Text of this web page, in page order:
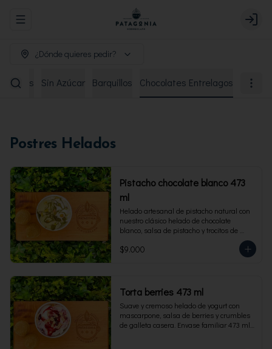
Abrir menu de navegación Login
¿Dónde quieres pedir?
Sin Azúcar Barquillos Chocolates Entrelagos
Postres Helados
Pistacho chocolate blanco 473
ml
Helado artesanal de pistacho natural con
nuestro clásico helado de chocolate
blanco, salsa de pistacho y trocitos de
pistacho. Envase familiar 473 ml, rinde 4
porciones.
$9.000
Torta berries 473 ml
Suave y cremoso helado de yogurt con
mascarpone, salsa de berries y crumbles
de galleta casera. Envase familiar 473 ml,